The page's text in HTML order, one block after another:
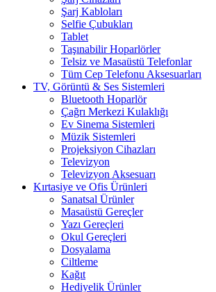
Şarj Kabloları
Selfie Çubukları
Tablet
Taşınabilir Hoparlörler
Telsiz ve Masaüstü Telefonlar
Tüm Cep Telefonu Aksesuarları
TV, Görüntü & Ses Sistemleri
Bluetooth Hoparlör
Çağrı Merkezi Kulaklığı
Ev Sinema Sistemleri
Müzik Sistemleri
Projeksiyon Cihazları
Televizyon
Televizyon Aksesuarı
Kırtasiye ve Ofis Ürünleri
Sanatsal Ürünler
Masaüstü Gereçler
Yazı Gereçleri
Okul Gereçleri
Dosyalama
Ciltleme
Kağıt
Hediyelik Ürünler